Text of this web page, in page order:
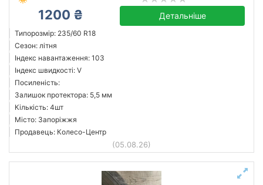
1200 ₴ Детальніше
Типорозмір: 235/60 R18
Сезон: літня
Індекс навантаження: 103
Індекс швидкості: V
Посиленість:
Залишок протектора: 5,5 мм
Кількість: 4шт
Місто: Запоріжжя
Продавець: Колесо-Центр
(05.08.26)